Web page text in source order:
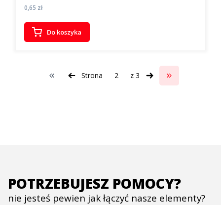
Cena
0,65 zł
Do koszyka
Wróć do pierwszej strony z produktami
Strona z 3 Przejdź do
POTRZEBUJESZ POMOCY?
nie jesteś pewien jak łączyć nasze elementy?